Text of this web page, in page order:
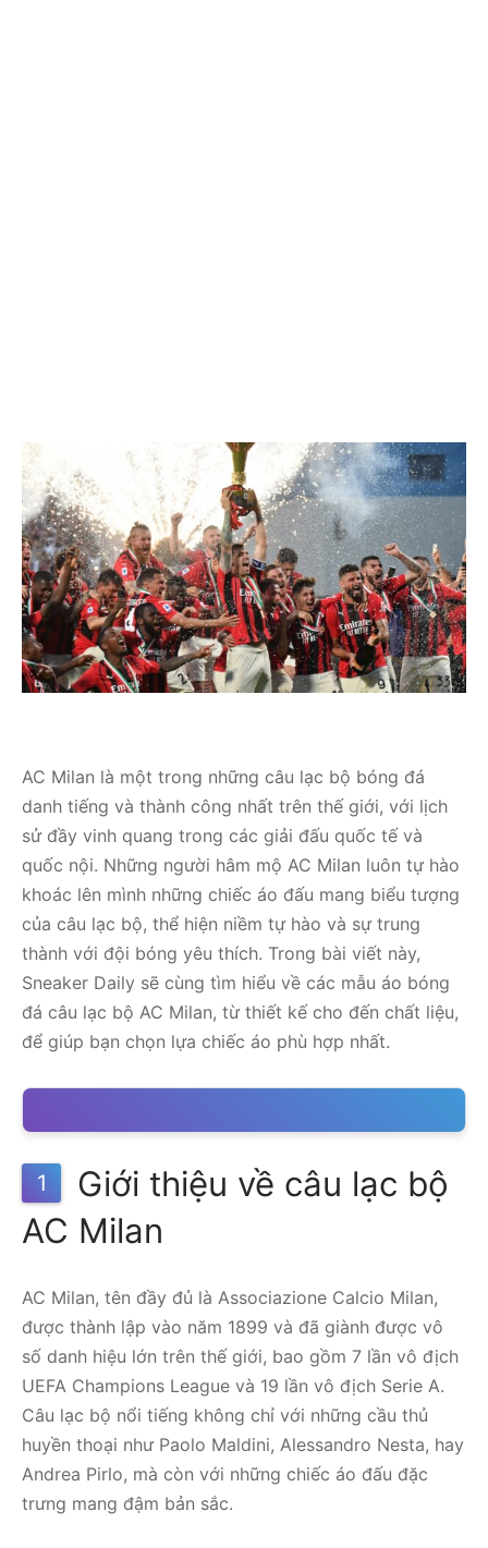
AC Milan là một trong những câu lạc bộ bóng đá
danh tiếng và thành công nhất trên thế giới, với lịch
sử đầy vinh quang trong các giải đấu quốc tế và
quốc nội. Những người hâm mộ AC Milan luôn tự hào
khoác lên mình những chiếc áo đấu mang biểu tượng
của câu lạc bộ, thể hiện niềm tự hào và sự trung
thành với đội bóng yêu thích. Trong bài viết này,
Sneaker Daily sẽ cùng tìm hiểu về các mẫu áo bóng
đá câu lạc bộ AC Milan, từ thiết kế cho đến chất liệu,
để giúp bạn chọn lựa chiếc áo phù hợp nhất.
1
Giới thiệu về câu lạc bộ
AC Milan
AC Milan, tên đầy đủ là Associazione Calcio Milan,
được thành lập vào năm 1899 và đã giành được vô
số danh hiệu lớn trên thế giới, bao gồm 7 lần vô địch
UEFA Champions League và 19 lần vô địch Serie A.
Câu lạc bộ nổi tiếng không chỉ với những cầu thủ
huyền thoại như Paolo Maldini, Alessandro Nesta, hay
Andrea Pirlo, mà còn với những chiếc áo đấu đặc
trưng mang đậm bản sắc.